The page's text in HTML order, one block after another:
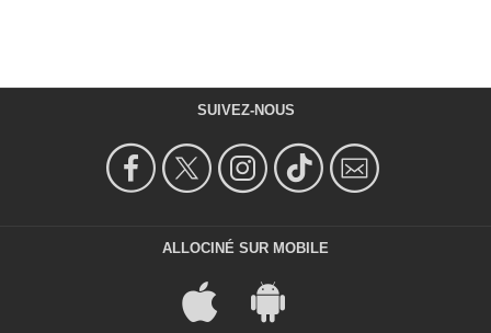
SUIVEZ-NOUS
ALLOCINÉ SUR MOBILE